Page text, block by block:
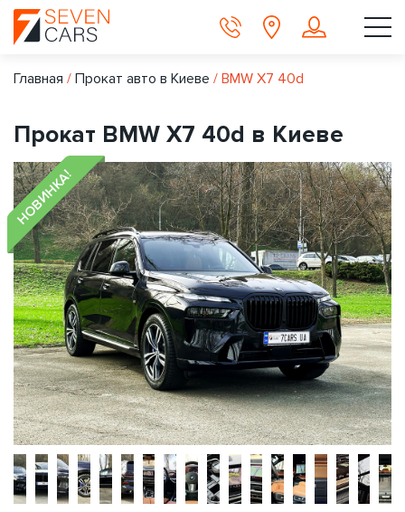
Главная / Прокат авто в Киеве / BMW X7 40d
Прокат BMW X7 40d в Киеве
НОВИНКА!